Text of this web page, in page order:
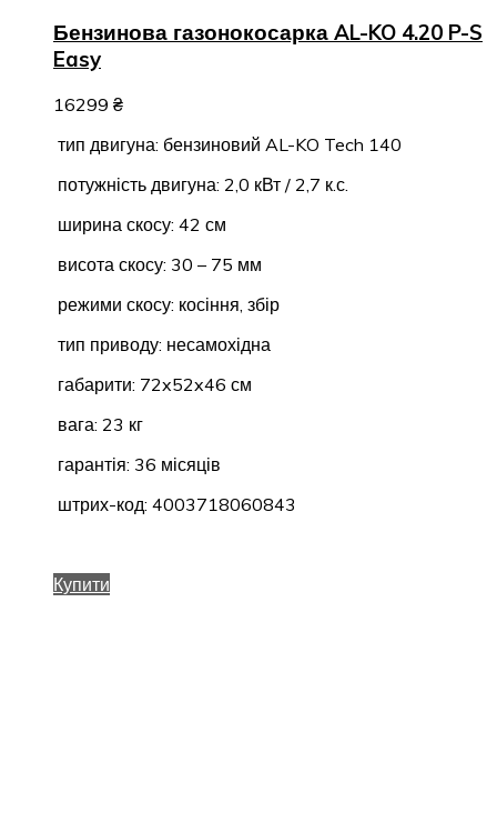
Бензинова газонокосарка AL-KO 4.20 P-S
Easy
16299 ₴
тип двигуна: бензиновий AL-KO Tech 140
потужність двигуна: 2,0 кВт / 2,7 к.с.
ширина скосу: 42 см
висота скосу: 30 – 75 мм
режими скосу: косіння, збір
тип приводу: несамохідна
габарити: 72x52x46 см
вага: 23 кг
гарантія: 36 місяців
штрих-код: 4003718060843
Купити